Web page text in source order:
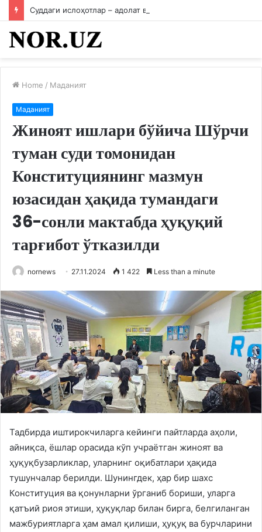
Home / Маданият
Маданият
Жиноят ишлари бўйича Шўрчи
туман суди томонидан
Конституциянинг мазмун
юзасидан ҳақида тумандаги
36-сонли мактабда ҳуқуқий
тарғибот ўтказилди
nornews 27.11.2024 1 422 Less than a minute
Тадбирда иштирокчиларга кейинги пайтларда аҳоли,
айниқса, ёшлар орасида кўп учраётган жиноят ва
ҳуқуқбузарликлар, уларнинг оқибатлари ҳақида
тушунчалар берилди. Шунингдек, ҳар бир шахс
Конституция ва қонунларни ўрганиб бориши, уларга
қатъий риоя этиши, ҳуқуқлар билан бирга, белгиланган
мажбуриятларга ҳам амал қилиши, ҳуқуқ ва бурчларини